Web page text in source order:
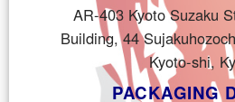
AR-403 Kyoto Suzaku
Building, 44
Kyoto-shi,
PACKAGING